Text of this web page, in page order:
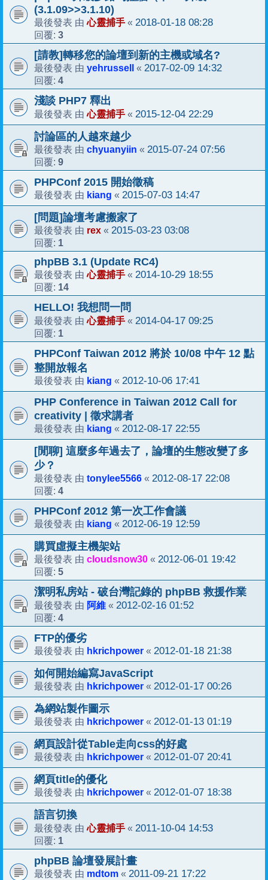
(3.1.09>>3.1.10)
最後發表 由心靈捕手 « 2018-01-18 08:28
回覆: 3
[請教]轉移您的論壇到新的主機或域名?
最後發表 由 yehrussell « 2017-02-09 14:32
回覆: 4
淺談 PHP7 釋出
最後發表 由心靈捕手 « 2015-12-04 22:29
討論區的人越來越少
最後發表 由 chyuanyiin « 2015-07-24 07:56
回覆: 9
PHPConf 2015 開始徵稿
最後發表 由 kiang « 2015-07-03 14:47
[問題]論壇考慮搬家了
最後發表 由 rex « 2015-03-23 03:08
回覆: 1
phpBB 3.1 (Update RC4)
最後發表 由心靈捕手 « 2014-10-29 18:55
回覆: 14
HELLO! 我想問一問
最後發表 由心靈捕手 « 2014-04-17 09:25
回覆: 1
PHPConf Taiwan 2012 將於 10/08 中午 12 點
整開放報名
最後發表 由 kiang « 2012-10-06 17:41
PHP Conference in Taiwan 2012 Call for
creativity | 徵求講者
最後發表 由 kiang « 2012-08-17 22:55
[閒聊] 這麼多年過去了，論壇的生態改變了多
少？
最後發表 由 tonylee5566 « 2012-08-17 22:08
回覆: 4
PHPConf 2012 第一次工作會議
最後發表 由 kiang « 2012-06-19 12:59
購買虛擬主機架站
最後發表 由 cloudsnow30 « 2012-06-01 19:42
回覆: 5
潔明私房站 - 破台灣記錄的 phpBB 救援作業
最後發表 由 阿維 « 2012-02-16 01:52
回覆: 4
FTP的優劣
最後發表 由 hkrichpower « 2012-01-18 21:38
如何開始編寫JavaScript
最後發表 由 hkrichpower « 2012-01-17 00:26
為網站製作圖示
最後發表 由 hkrichpower « 2012-01-13 01:19
網頁設計從Table走向css的好處
最後發表 由 hkrichpower « 2012-01-07 20:41
網頁title的優化
最後發表 由 hkrichpower « 2012-01-07 18:38
語言切換
最後發表 由心靈捕手 « 2011-10-04 14:53
回覆: 1
phpBB 論壇發展計畫
最後發表 由 mdtom « 2011-09-21 17:22